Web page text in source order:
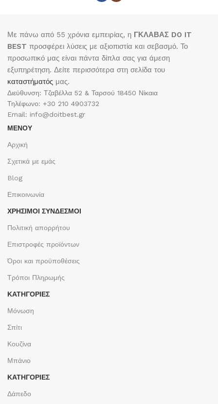
Με πάνω από 55 χρόνια εμπειρίας, η ΓΚΛΑΒΑΣ DO IT
BEST προσφέρει λύσεις με αξιοπιστία και σεβασμό. Το
προσωπικό μας είναι πάντα δίπλα σας για άμεση
εξυπηρέτηση. Δείτε περισσότερα στη σελίδα του
καταστήματός μας.
Διεύθυνση: Τζαβέλλα 52 & Ταρσού 18450 Νίκαια
Τηλέφωνο: +30 210 4903732
Email: info@doitbest.gr
ΜΕΝΟΥ
Αρχική
Σχετικά με εμάς
Blog
Επικοινωνία
ΧΡΉΣΙΜΟΙ ΣΎΝΔΕΣΜΟΙ
Πολιτική απορρήτου
Επιστροφές προϊόντων
Όροι και προϋποθέσεις
Τρόποι Πληρωμής
ΚΑΤΗΓΟΡΙΕΣ
Μόνωση
Σπίτι
Κουζίνα
Μπάνιο
ΚΑΤΗΓΟΡΙΕΣ
Δάπεδο